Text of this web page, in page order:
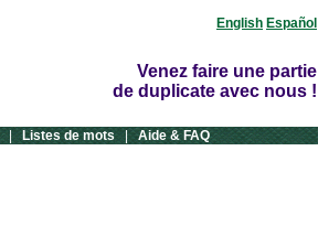
English Español
Venez faire une partie
de duplicate avec nous !
| Listes de mots | Aide & FAQ